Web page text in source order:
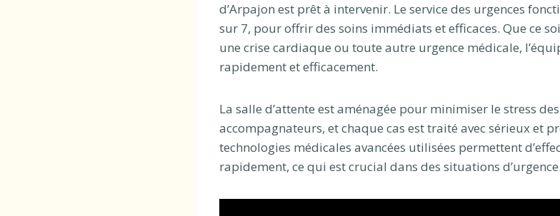
d’Arpajon est prêt à intervenir. Le service des urgences
sur 7, pour offrir des soins immédiats et efficaces. Que ce
une crise cardiaque ou toute autre urgence médicale,
rapidement et efficacement.
La salle d’attente est aménagée pour minimiser le stress
accompagnateurs, et chaque cas est traité avec sérieux et
technologies médicales avancées utilisées permettent
rapidement, ce qui est crucial dans des situations d’urgence.